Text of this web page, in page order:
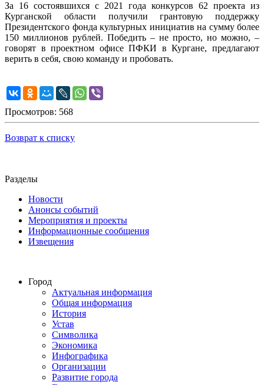
За 16 состоявшихся с 2021 года конкурсов 62 проекта из
Курганской области получили грантовую поддержку
Президентского фонда культурных инициатив на сумму более
150 миллионов рублей. Победить – не просто, но можно, –
говорят в проектном офисе ПФКИ в Кургане, предлагают
верить в себя, свою команду и пробовать.
Просмотров: 568
Возврат к списку
Разделы
Новости
Анонсы событий
Мероприятия и проекты
Информационные сообщения
Извещения
Город
Актуальная информация
Общая информация
История
Устав
Символика
Экономика
Инфографика
Организации
Развитие города